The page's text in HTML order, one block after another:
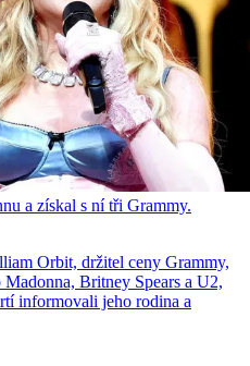
a získal s ní tři Grammy.
Orbit, držitel ceny Grammy,
Britney Spears a U2,
informovali jeho rodina a